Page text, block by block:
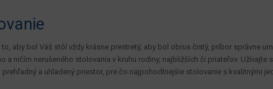
to, aby bol Váš stôl vždy krásne prestretý, aby bol obrus čistý, príbor správne
a ničím nerušeného stolovania v kruhu rodiny, najbližších či priateľov.
prehľadný a uhladený priestor, pre čo najpohodlnejšie stolovanie s kvalitnými